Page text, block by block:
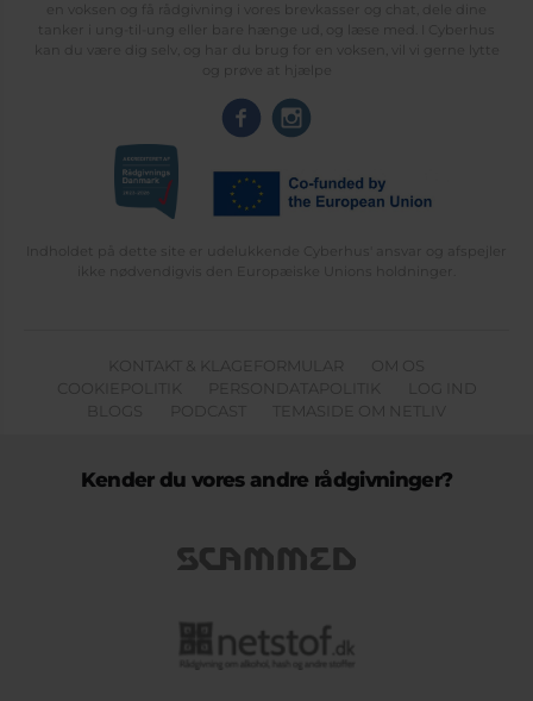
en voksen og få rådgivning i vores brevkasser og chat, dele dine
tanker i ung-til-ung eller bare hænge ud, og læse med. I Cyberhus
kan du være dig selv, og har du brug for en voksen, vil vi gerne lytte
og prøve at hjælpe
Indholdet på dette site er udelukkende Cyberhus' ansvar og afspejler
ikke nødvendigvis den Europæiske Unions holdninger.
KONTAKT & KLAGEFORMULAR
OM OS
COOKIEPOLITIK
PERSONDATAPOLITIK
LOG IND
BLOGS
PODCAST TEMASIDE OM NETLIV
Kender du vores andre rådgivninger?